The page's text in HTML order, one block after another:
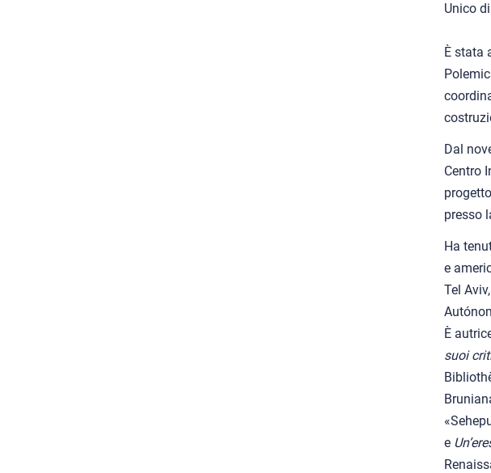
Unico
È stata
Dal
Centro
presso
Ha
e
Tel
È
suoi
e